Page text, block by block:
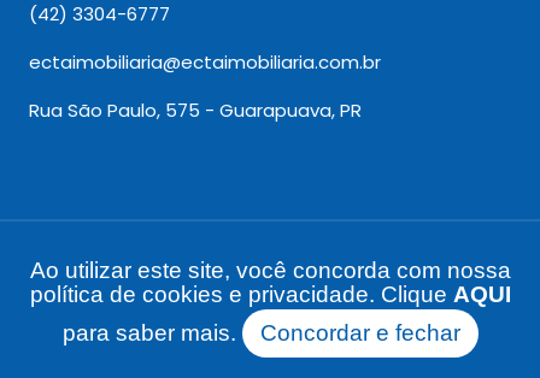
Ao utilizar este site, você concorda com nossa
política de cookies e privacidade. Clique AQUI
para saber mais.
Concordar e fechar
(42) 3304-6777
ectaimobiliaria@ectaimobiliaria.com.br
Rua São Paulo, 575 - Guarapuava, PR
Ecta Imobiliária 2026 | CRECI: J-06272 | Desenvolvido
por Imonov & Si9sistemas